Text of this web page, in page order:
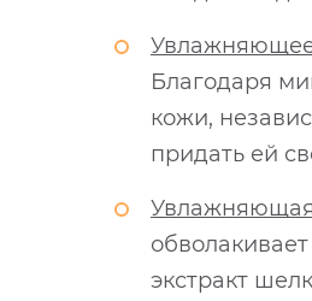
Увлажняющее
Благодаря
кожи,
придать ей
Увлажняющая
экстракт